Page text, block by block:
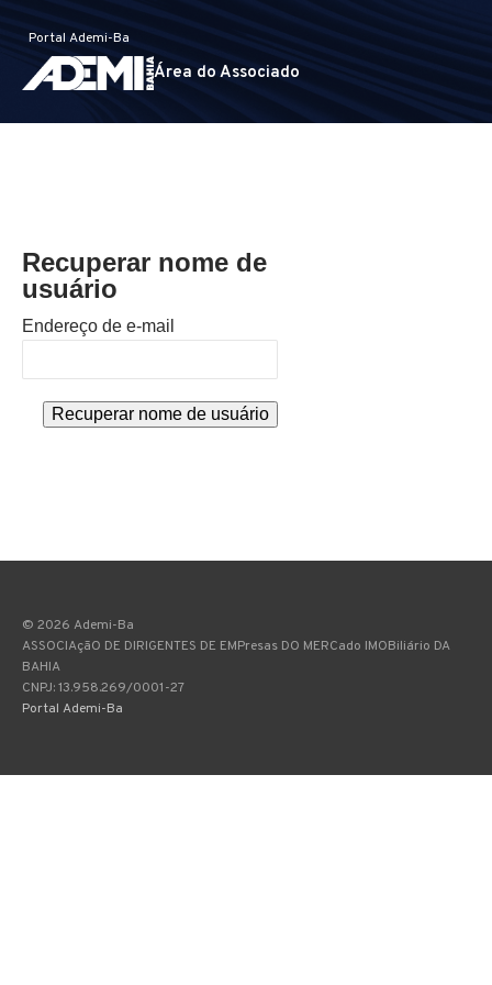
Área do Associado
Portal Ademi-Ba
Recuperar nome de
usuário
Endereço de e-mail
© 2026 Ademi-Ba
ASSOCIAçãO DE DIRIGENTES DE EMPresas DO MERCado IMOBiliário DA
BAHIA
CNPJ: 13.958.269/0001-27
Portal Ademi-Ba